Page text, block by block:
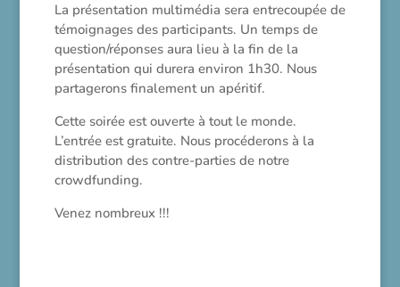
La présentation multimédia sera entrecoupée de
témoignages des participants. Un temps de
question/réponses aura lieu à la fin de la
présentation qui durera environ 1h30. Nous
partagerons finalement un apéritif.
Cette soirée est ouverte à tout le monde.
L’entrée est gratuite. Nous procéderons à la
distribution des contre-parties de notre
crowdfunding.
Venez nombreux !!!